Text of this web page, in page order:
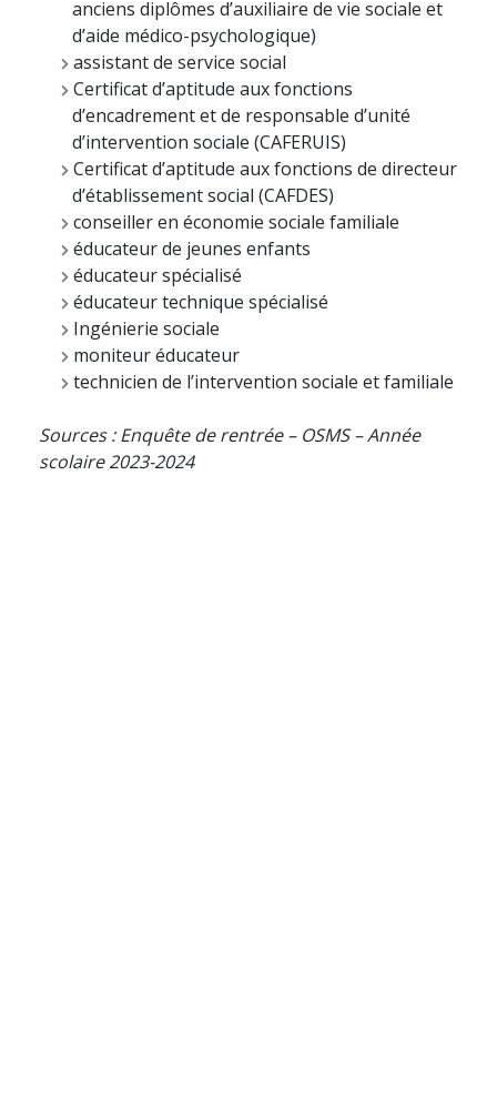
anciens diplômes d’auxiliaire de vie sociale et
d’aide médico-psychologique)
assistant de service social
Certificat d’aptitude aux fonctions
d’encadrement et de responsable d’unité
d’intervention sociale (CAFERUIS)
Certificat d’aptitude aux fonctions de directeur
d’établissement social (CAFDES)
conseiller en économie sociale familiale
éducateur de jeunes enfants
éducateur spécialisé
éducateur technique spécialisé
Ingénierie sociale
moniteur éducateur
technicien de l’intervention sociale et familiale
Sources : Enquête de rentrée – OSMS – Année
scolaire 2023-2024